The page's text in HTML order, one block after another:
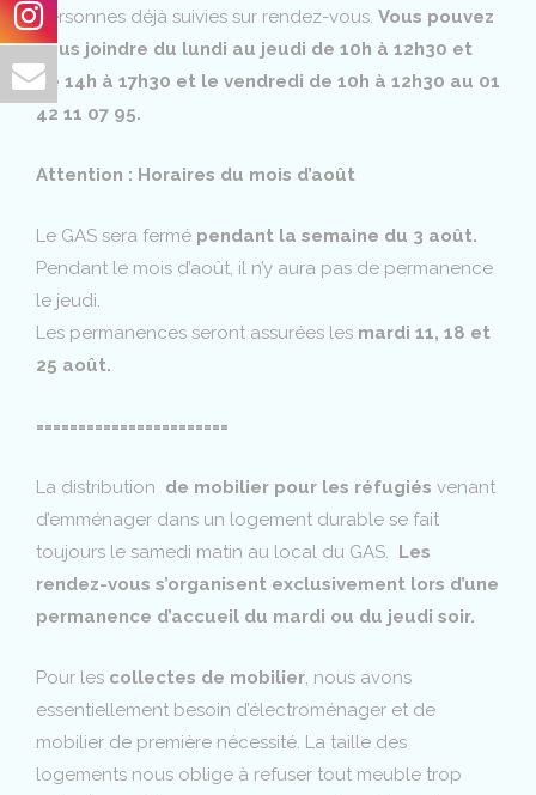
personnes déjà suivies sur rendez-vous. Vous pouvez
nous joindre du lundi au jeudi de 10h à 12h30 et
de 14h à 17h30 et le vendredi de 10h à 12h30 au 01
42 11 07 95.
Attention : Horaires du mois d’août
Le GAS sera fermé pendant la semaine du 3 août.
Pendant le mois d’août, il n’y aura pas de permanence
le jeudi.
Les permanences seront assurées les mardi 11, 18 et
25 août.
=======================
La distribution de mobilier pour les réfugiés venant
d’emménager dans un logement durable se fait
toujours le samedi matin au local du GAS. Les
rendez-vous s’organisent exclusivement lors d’une
permanence d’accueil du mardi ou du jeudi soir.
Pour les collectes de mobilier, nous avons
essentiellement besoin d’électroménager et de
mobilier de première nécessité. La taille des
logements nous oblige à refuser tout meuble trop